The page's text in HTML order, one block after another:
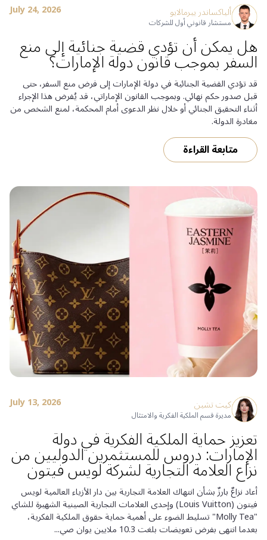
ألياكساندر ييرمالايو
مستشار قانوني أول للشركات
July 24, 2026
هل يمكن أن تؤدي قضية جنائية إلى منع
السفر بموجب قانون دولة الإمارات؟
قد تؤدي القضية الجنائية في دولة الإمارات إلى فرض منع السفر، حتى
قبل صدور حكم نهائي. وبموجب القانون الإماراتي، قد يُفرض هذا الإجراء
أثناء التحقيق الجنائي أو خلال نظر الدعوى أمام المحكمة، لمنع الشخص من
مغادرة الدولة.
متابعة القراءة
كيت تشين
مديرة قسم الملكية الفكرية والامتثال
July 13, 2026
تعزيز حماية الملكية الفكرية في دولة
الإمارات: دروس للمستثمرين الدوليين من
نزاع العلامة التجارية لشركة لويس فيتون
أعاد نزاعٌ بارزٌ بشأن انتهاك العلامة التجارية بين دار الأزياء العالمية لويس
فيتون (Louis Vuitton) وإحدى العلامات التجارية الصينية الشهيرة للشاي
"Molly Tea" تسليط الضوء على أهمية حماية حقوق الملكية الفكرية،
بعدما انتهى بفرض تعويضات بلغت 10.3 ملايين يوان صي...